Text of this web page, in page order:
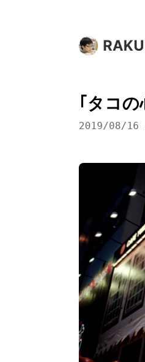
｢タコ
2019/08/16